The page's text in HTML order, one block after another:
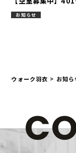
(3DK)
お知らせ
ウォーク羽衣 > お知ら